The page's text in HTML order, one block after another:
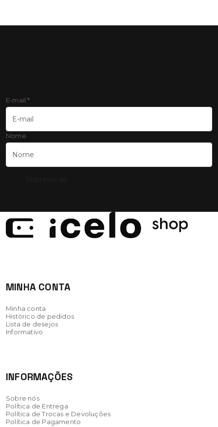
E-mail*
Nome
MINHA CONTA
Minha conta
Histórico de pedidos
Lista de desejos
Informativo
INFORMAÇÕES
Sobre nós
Política de Entrega
Política de Trocas e Devoluções
Política de Pagamento